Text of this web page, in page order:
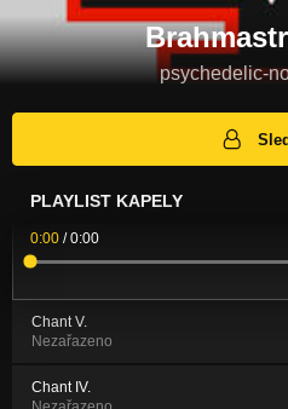
psychedelic-
PLAYLIST KAPELY
0:00 /0:00
Chant V.
Nezařazeno
Chant IV.